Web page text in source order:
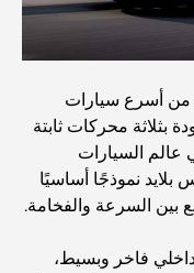
للآباء
طهي
من أسرع سيارات
بثلاثة محركات ثابتة
عالم السيارات
بلايد نموذجًا أساسيًا
بين السرعة والفخامة.
داخلي فاخر وبسيط،